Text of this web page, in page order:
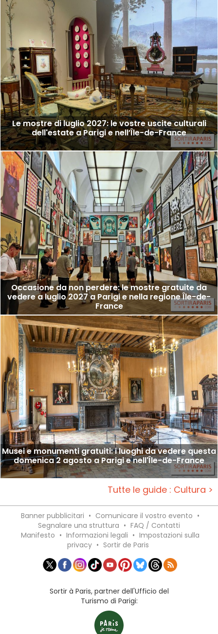
Le mostre di luglio 2027: le vostre uscite culturali
dell'estate a Parigi e nell’Île-de-France
Occasione da non perdere: le mostre gratuite da
vedere a luglio 2027 a Parigi e nella regione Île-de-
France
Musei e monumenti gratuiti: i luoghi da vedere questa
domenica 2 agosto a Parigi e nell'Île-de-France
Tutte le guide : Cultura >
Banner pubblicitari • Comunicare il vostro evento •
Segnalare una struttura • FAQ / Contatti
Manifesto • Informazioni legali • Impostazioni sulla
privacy • Sortir de Paris
Sortir à Paris, partner dell'Ufficio del
Turismo di Parigi: